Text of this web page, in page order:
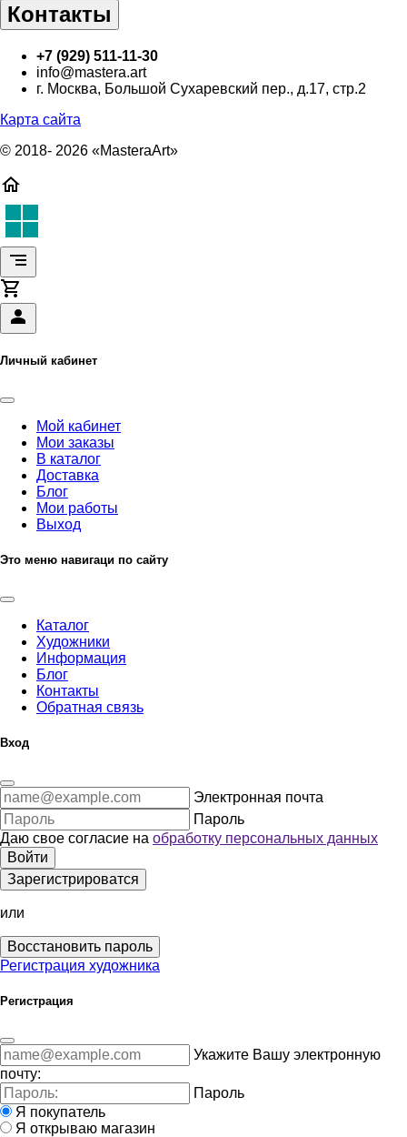
Контакты
+7 (929) 511-11-30
info@mastera.art
г. Москва, Большой Сухаревский пер., д.17, стр.2
Карта сайта
© 2018- 2026 «MasteraArt»
Личный кабинет
Мой кабинет
Мои заказы
В каталог
Доставка
Блог
Мои работы
Выход
Это меню навигаци по сайту
Каталог
Художники
Информация
Блог
Контакты
Обратная связь
Вход
Электронная почта
Пароль
Даю свое согласие на обработку персональных данных
Войти
Зарегистрироватся
или
Восстановить пароль
Регистрация художника
Регистрация
Укажите Вашу электронную
почту:
Пароль
Я покупатель
Я открываю магазин